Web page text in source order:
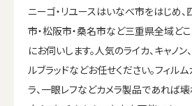
ニーゴ・リユースはいなべ市をはじめ、
市・松阪市・桑名市など三重県全域ど
にお伺いします。人気のライカ、キャノン
ルブラッドなどお任せください。フィルム
ラ、一眼レフなどカメラ製品であれば